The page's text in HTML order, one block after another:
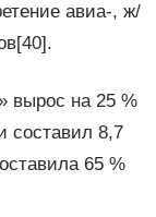
авиа-, ж/
вырос на 25 %
составил 8,7
65 %